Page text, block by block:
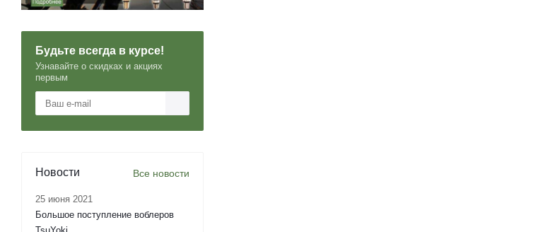
Будьте всегда в курсе!
Узнавайте о скидках и акциях
первым
Новости Все новости
25 июня 2021
Большое поступление воблеров